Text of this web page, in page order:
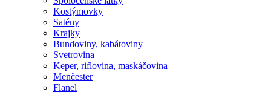
Kostýmovky
Satény
Krajky
Bundoviny, kabátoviny
Svetrovina
Keper, riflovina, maskáčovina
Menčester
Flanel